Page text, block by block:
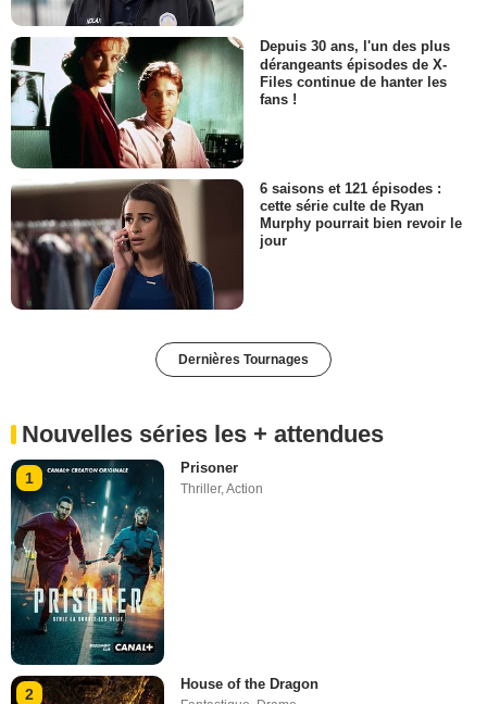
Depuis 30 ans, l'un des plus
dérangeants épisodes de X-
Files continue de hanter les
fans !
6 saisons et 121 épisodes :
cette série culte de Ryan
Murphy pourrait bien revoir le
jour
Dernières Tournages
Nouvelles séries les + attendues
1
Prisoner
Thriller,Action
2
House of the Dragon